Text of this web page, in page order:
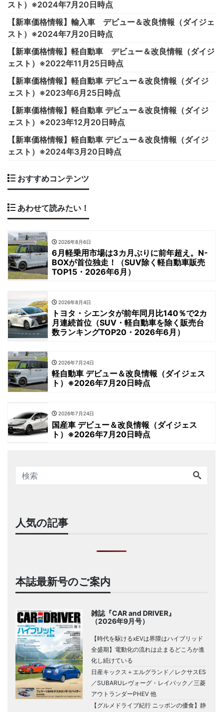
スト）※2024年7月20日時点
【新車価格情報】輸入車 デビュー＆改良情報（ダイジェ
スト）※2024年7月20日時点
【新車価格情報】軽自動車 デビュー＆改良情報（ダイジ
ェスト）※2022年11月25日時点
【新車価格情報】軽自動車 デビュー＆改良情報（ダイジ
ェスト）※2023年6月25日時点
【新車価格情報】軽自動車 デビュー＆改良情報（ダイジ
ェスト）※2023年12月20日時点
【新車価格情報】軽自動車 デビュー＆改良情報（ダイジ
ェスト）※2024年3月20日時点
おすすめコンテンツ
あわせて読みたい！
2026年8月6日
6月軽乗用市場は3カ月ぶりに前年超え。N-
BOXが首位独走！（SUV除く軽自動車販売
TOP15・2026年6月）
2026年8月4日
トヨタ・シエンタが前年同月比140％で2カ
月連続首位（SUV・軽自動車を除く販売台
数ランキングTOP20・2026年6月）
2026年7月24日
軽自動車 デビュー＆改良情報（ダイジェス
ト）※2026年7月20日時点
2026年7月24日
国産車 デビュー＆改良情報（ダイジェス
ト）※2026年7月20日時点
人気の記事
本誌最新号のご案内
雑誌『CAR and DRIVER』
（2026年9月号）
【時代を駆けるxEVは界隈はハイブリッド
全盛期】電動化の流れは止まるどころか進
化し続けている
日産キックス＋エルグランド／レクサスES
／SUBARUレヴォーグ・レイバック／三菱
アウトランダーPHEV 他
【グルメドライブ紀行 ニッポンの優食】静